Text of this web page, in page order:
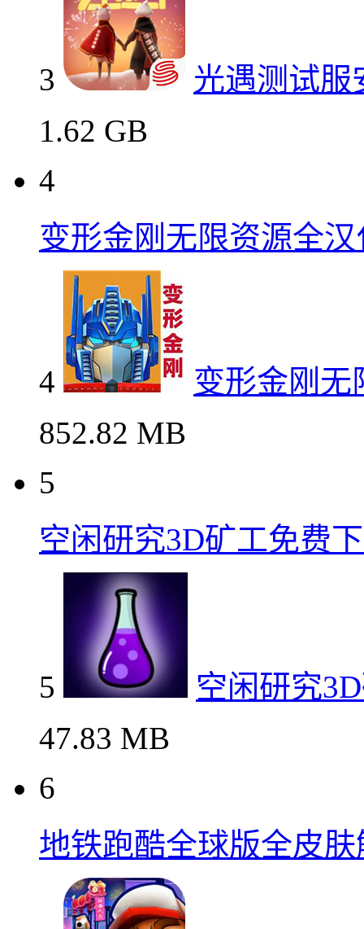
3
光遇测试服
1.62 GB
4
变形金刚无限资源全汉
4
变形金刚无
852.82 MB
5
空闲研究3D矿工免费
5
空闲研究
47.83 MB
6
地铁跑酷全球版全皮